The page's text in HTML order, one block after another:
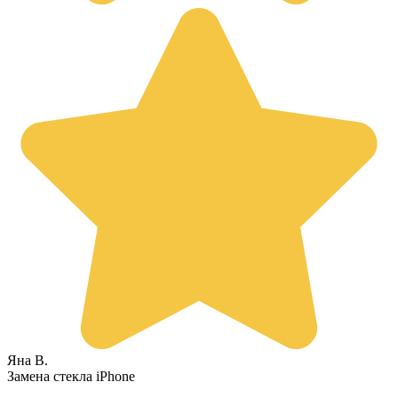
Яна В.
Замена стекла iPhone